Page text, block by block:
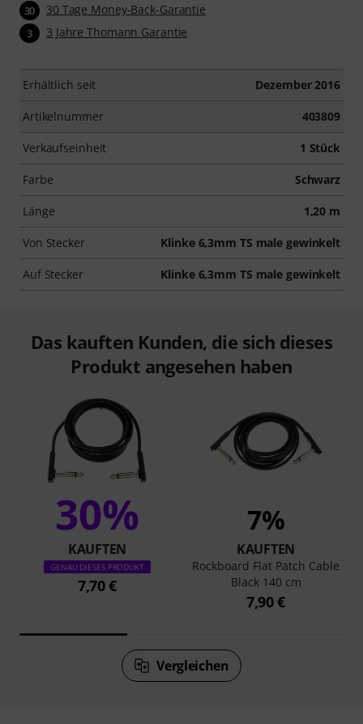
30 30 Tage Money-Back-Garantie
3 3 Jahre Thomann Garantie
Erhältlich seit Dezember 2016
Artikelnummer 403809
Verkaufseinheit 1 Stück
Farbe Schwarz
Länge 1,20 m
Von Stecker Klinke 6,3mm TS male gewinkelt
Auf Stecker Klinke 6,3mm TS male gewinkelt
Das kauften Kunden, die sich dieses
Produkt angesehen haben
30%
KAUFTEN
GENAU DIESES PRODUKT
7,70 €
7%
KAUFTEN
Rockboard Flat Patch Cable
Black 140 cm
7,90 €
Vergleichen